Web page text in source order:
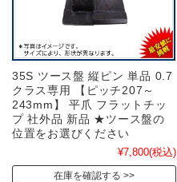
35S ツース盤 縦ピン 単品 0.7
クラス専用 【ピッチ207～
243mm】 平爪 フラットチッ
プ 社外品 新品 ★ツース盤の
位置をお選びください
¥7,800(税込)
在庫を確認する